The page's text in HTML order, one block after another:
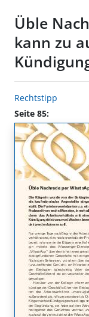
Üble
kann zu
Rechtstipp
Seite 85: